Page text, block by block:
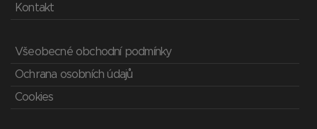
Kontakt
Všeobecné obchodní podmínky
Ochrana osobních údajů
Cookies